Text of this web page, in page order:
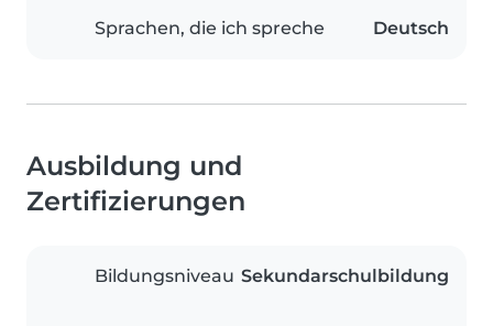
Sprachen, die ich spreche Deutsch
Ausbildung und
Zertifizierungen
Bildungsniveau Sekundarschulbildung